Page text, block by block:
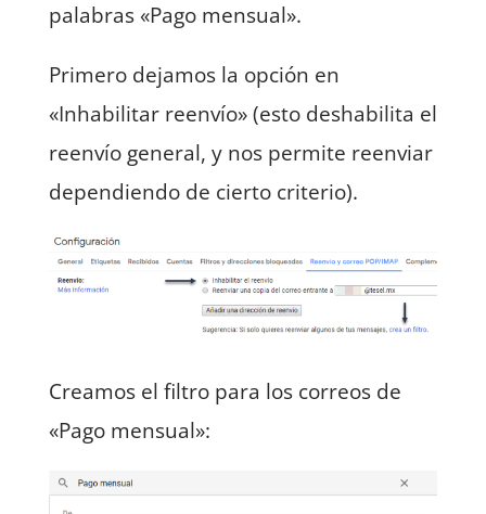
palabras «Pago mensual».
Primero dejamos la opción en
«Inhabilitar reenvío» (esto deshabilita el
reenvío general, y nos permite reenviar
dependiendo de cierto criterio).
Creamos el filtro para los correos de
«Pago mensual»: